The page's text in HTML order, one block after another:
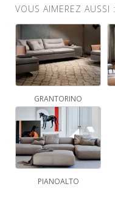
VOUS AIMEREZ AUSSI :
GRANTORINO
PIANOALTO